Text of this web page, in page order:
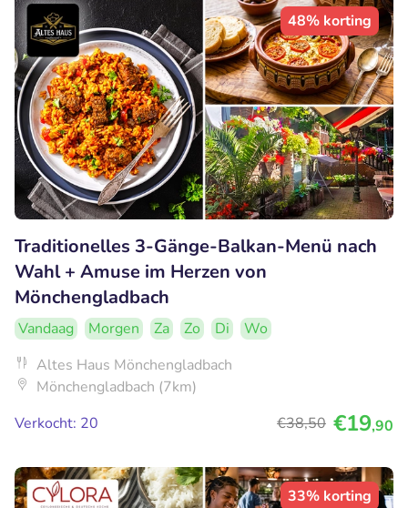
48% korting
Traditionelles 3-Gänge-Balkan-Menü nach
Wahl + Amuse im Herzen von
Mönchengladbach
Vandaag Morgen Za Zo Di
Wo
Altes Haus Mönchengladbach
Mönchengladbach (7km)
Verkocht: 20
€38,50 €19,90
33% korting